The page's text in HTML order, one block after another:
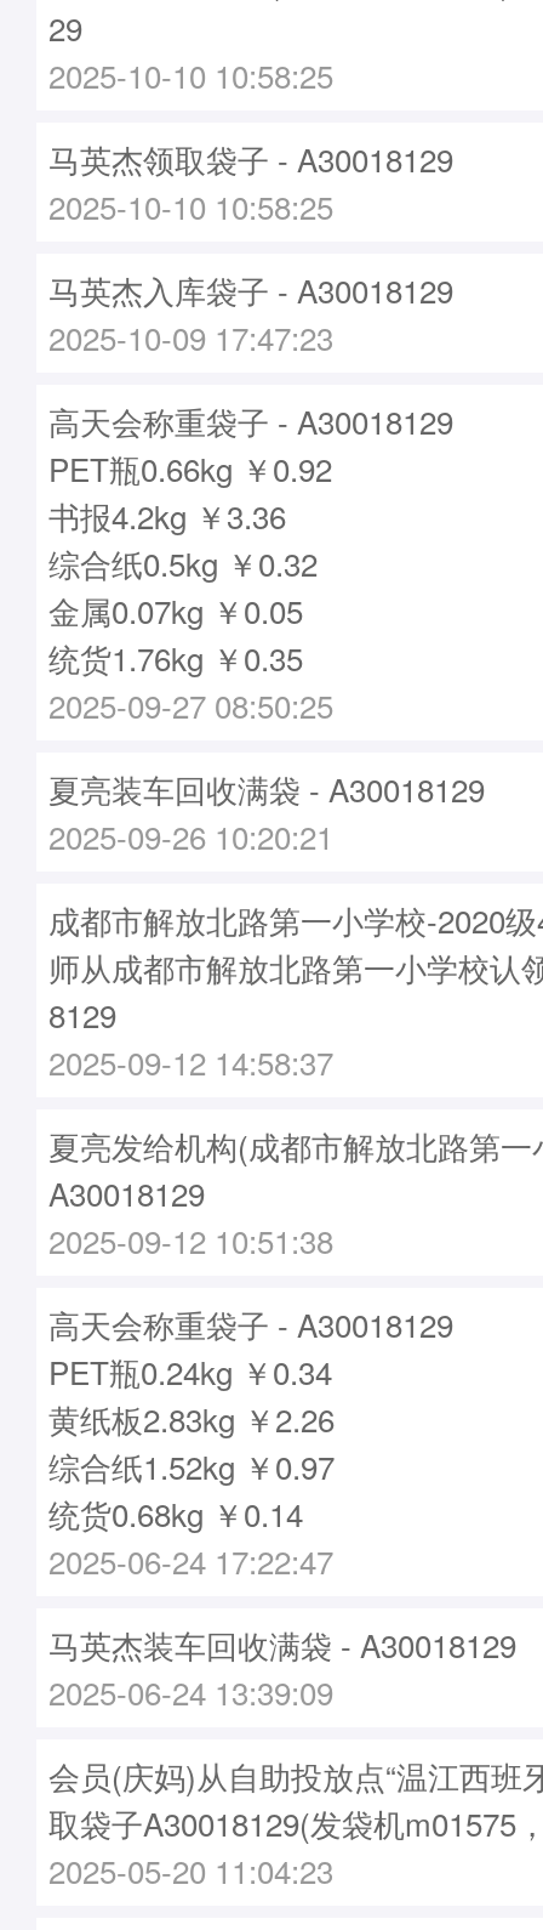
29
2025-10-10 10:58:25
马英杰领取袋子 - A30018129
2025-10-10 10:58:25
马英杰入库袋子 - A30018129
2025-10-09 17:47:23
高天会称重袋子 - A30018129
PET瓶0.66kg ￥0.92
书报4.2kg ￥3.36
综合纸0.5kg ￥0.32
金属0.07kg ￥0.05
统货1.76kg ￥0.35
2025-09-27 08:50:25
夏亮装车回收满袋 - A30018129
2025-09-26 10:20:21
成都市解放北路第一小学校-2020
师从成都市解放北路第一小学校认
8129
2025-09-12 14:58:37
夏亮发给机构(成都市解放北路第
A30018129
2025-09-12 10:51:38
高天会称重袋子 - A30018129
PET瓶0.24kg ￥0.34
黄纸板2.83kg ￥2.26
综合纸1.52kg ￥0.97
统货0.68kg ￥0.14
2025-06-24 17:22:47
马英杰装车回收满袋 - A30018129
2025-06-24 13:39:09
会员(庆妈)从自助投放点“温江西班
取袋子A30018129(发袋机m01575
2025-05-20 11:04:23